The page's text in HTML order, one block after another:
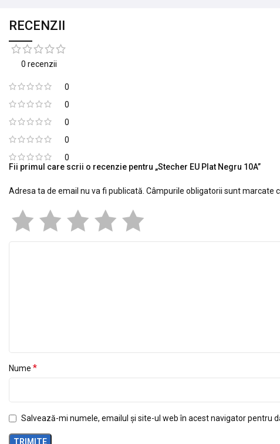
RECENZII
0 recenzii
0
0
0
0
0
Fii primul care scrii o recenzie pentru „Stecher EU Plat Negru 10A”
Adresa ta de email nu va fi publicată. Câmpurile obligatorii sunt marcate
Nume *
Salvează-mi numele, emailul și site-ul web în acest navigator pentru